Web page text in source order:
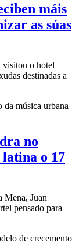
máis
as súas
o hotel
destinadas a
no
o 17
Mena, Juan
pensado para